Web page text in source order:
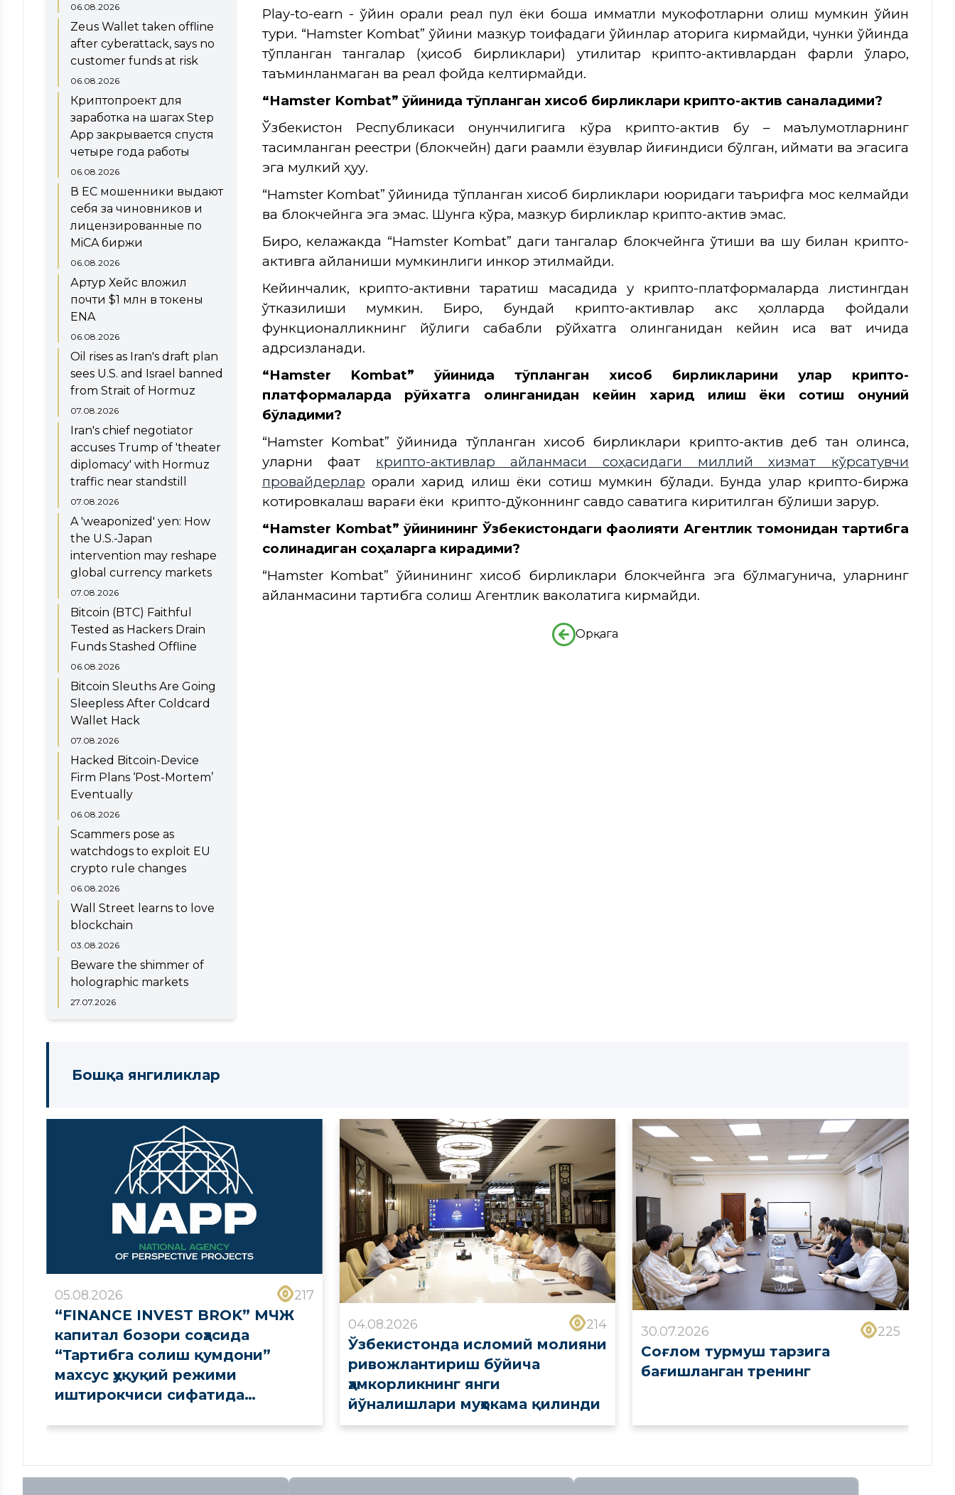
06.08.2026
Zeus Wallet taken offline
after cyberattack, says no
customer funds at risk
06.08.2026
Криптопроект для
заработка на шагах Step
App закрывается спустя
четыре года работы
06.08.2026
В ЕС мошенники выдают
себя за чиновников и
лицензированные по
MiCA биржи
06.08.2026
Артур Хейс вложил
почти $1 млн в токены
ENA
06.08.2026
Oil rises as Iran's draft plan
sees U.S. and Israel banned
from Strait of Hormuz
07.08.2026
Iran's chief negotiator
accuses Trump of 'theater
diplomacy' with Hormuz
traffic near standstill
07.08.2026
A 'weaponized' yen: How
the U.S.-Japan
intervention may reshape
global currency markets
07.08.2026
Bitcoin (BTC) Faithful
Tested as Hackers Drain
Funds Stashed Offline
06.08.2026
Bitcoin Sleuths Are Going
Sleepless After Coldcard
Wallet Hack
07.08.2026
Hacked Bitcoin-Device
Firm Plans ‘Post-Mortem’
Eventually
06.08.2026
Scammers pose as
watchdogs to exploit EU
crypto rule changes
06.08.2026
Wall Street learns to love
blockchain
03.08.2026
Beware the shimmer of
holographic markets
27.07.2026
Play-to-earn - ўйин орқали реал пул ёки бошқа қимматли мукофотларни олиш мумкин ўйин
тури. “Hamster Kombat” ўйини мазкур тоифадаги ўйинлар қаторига кирмайди, чунки ўйинда
тўпланган тангалар (ҳисоб бирликлари) утилитар крипто-активлардан фарқли ўлароқ,
таъминланмаган ва реал фойда келтирмайди.
“Hamster Kombat” ўйинида тўпланган хисоб бирликлари крипто-актив саналадими?
Ўзбекистон Республикаси қонунчилигига кўра крипто-актив бу – маълумотларнинг
тақсимланган реестри (блокчейн) даги рақамли ёзувлар йиғиндиси бўлган, қиймати ва эгасига
эга мулкий ҳуқуқ.
“Hamster Kombat” ўйинида тўпланган хисоб бирликлари юқоридаги таърифга мос келмайди
ва блокчейнга эга эмас. Шунга кўра, мазкур бирликлар крипто-актив эмас.
Бироқ, келажакда “Hamster Kombat” даги тангалар блокчейнга ўтиши ва шу билан крипто-
активга айланиши мумкинлиги инкор этилмайди.
Кейинчалик, крипто-активни тарқатиш мақсадида у крипто-платформаларда листингдан
ўтказилиши мумкин. Бироқ, бундай крипто-активлар акс ҳолларда фойдали
функционалликнинг йўқлиги сабабли рўйхатга олинганидан кейин қисқа вақт ичида
қадрсизланади.
“Hamster Kombat” ўйинида тўпланган хисоб бирликларини улар крипто-
платформаларда рўйхатга олинганидан кейин харид қилиш ёки сотиш қонуний
бўладими?
“Hamster Kombat” ўйинида тўпланган хисоб бирликлари крипто-актив деб тан олинса,
уларни фақат крипто-активлар айланмаси соҳасидаги миллий хизмат кўрсатувчи
провайдерлар орқали харид қилиш ёки сотиш мумкин бўлади. Бунда улар крипто-биржа
котировкалаш варағи ёки крипто-дўконнинг савдо саватига киритилган бўлиши зарур.
“Hamster Kombat” ўйинининг Ўзбекистондаги фаолияти Агентлик томонидан тартибга
солинадиган соҳаларга кирадими?
“Hamster Kombat” ўйинининг хисоб бирликлари блокчейнга эга бўлмагунича, уларнинг
айланмасини тартибга солиш Агентлик ваколатига кирмайди.
Орқага
Бошқа янгиликлар
05.08.2026 217
“FINANCE INVEST BROK” МЧЖ
капитал бозори соҳасида
“Тартибга солиш қумдони”
махсус ҳуқуқий режими
иштирокчиси сифатида
04.08.2026 214
Ўзбекистонда исломий молияни
ривожлантириш бўйича
ҳамкорликнинг янги
йўналишлари муҳокама қилинди
30.07.2026 225
Соғлом турмуш тарзига
бағишланган тренинг